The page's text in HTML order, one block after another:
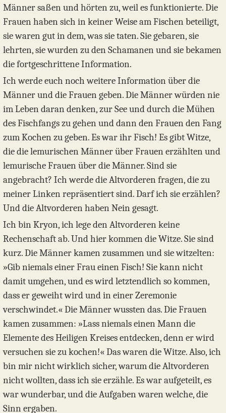
Männer saßen und hörten zu, weil es funktionierte. Die
Frauen haben sich in keiner Weise am Fischen beteiligt,
sie waren gut in dem, was sie taten. Sie gebaren, sie
lehrten, sie wurden zu den Schamanen und sie bekamen
die fortgeschrittene Information.
Ich werde euch noch weitere Information über die
Männer und die Frauen geben. Die Männer würden nie
im Leben daran denken, zur See und durch die Mühen
des Fischfangs zu gehen und dann den Frauen den Fang
zum Kochen zu geben. Es war ihr Fisch! Es gibt Witze,
die die lemurischen Männer über Frauen erzählten und
lemurische Frauen über die Männer. Sind sie
angebracht? Ich werde die Altvorderen fragen, die zu
meiner Linken repräsentiert sind. Darf ich sie erzählen?
Und die Altvorderen haben Nein gesagt.
Ich bin Kryon, ich lege den Altvorderen keine
Rechenschaft ab. Und hier kommen die Witze. Sie sind
kurz. Die Männer kamen zusammen und sie witzelten:
»Gib niemals einer Frau einen Fisch! Sie kann nicht
damit umgehen, und es wird letztendlich so kommen,
dass er geweiht wird und in einer Zeremonie
verschwindet.« Die Männer wussten das. Die Frauen
kamen zusammen: »Lass niemals einen Mann die
Elemente des Heiligen Kreises entdecken, denn er wird
versuchen sie zu kochen!« Das waren die Witze. Also, ich
bin mir nicht wirklich sicher, warum die Altvorderen
nicht wollten, dass ich sie erzähle. Es war aufgeteilt, es
war wunderbar, und die Aufgaben waren welche, die
Sinn ergaben.